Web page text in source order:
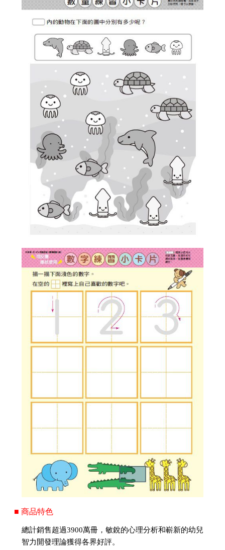
■ 商品特色
總計銷售超過3900萬冊，敏銳的心理分析和嶄新的幼兒
智力開發理論獲得各界好評。